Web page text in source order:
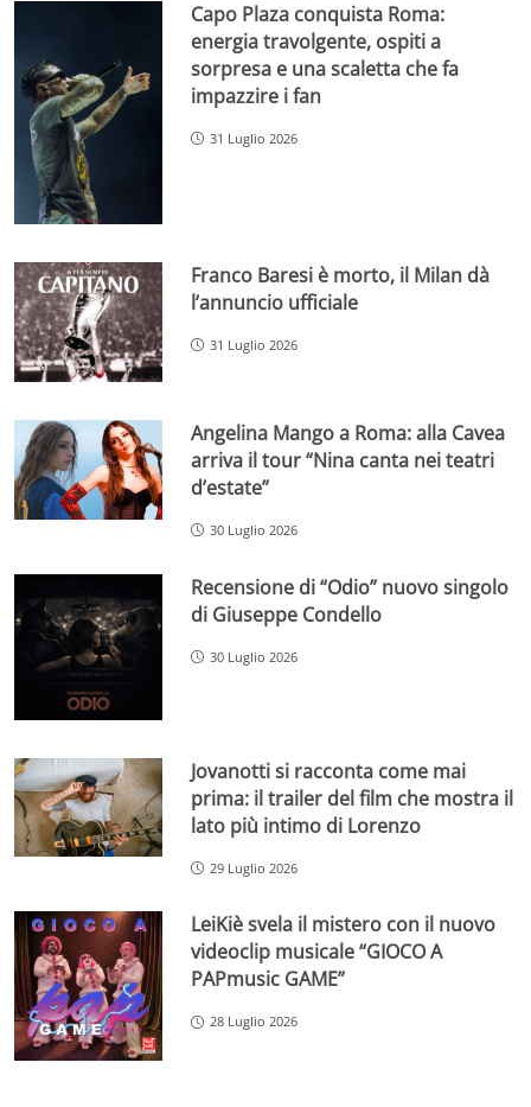
Capo Plaza conquista Roma:
energia travolgente, ospiti a
sorpresa e una scaletta che fa
impazzire i fan
31 Luglio 2026
Franco Baresi è morto, il Milan dà
l’annuncio ufficiale
31 Luglio 2026
Angelina Mango a Roma: alla Cavea
arriva il tour “Nina canta nei teatri
d’estate”
30 Luglio 2026
Recensione di “Odio” nuovo singolo
di Giuseppe Condello
30 Luglio 2026
Jovanotti si racconta come mai
prima: il trailer del film che mostra il
lato più intimo di Lorenzo
29 Luglio 2026
LeiKiè svela il mistero con il nuovo
videoclip musicale “GIOCO A
PAPmusic GAME”
28 Luglio 2026